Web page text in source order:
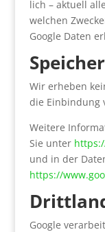
lich – aktu­ell
wel­chen
Goog­le Daten
Wir erhe­ben
die Ein­bin­dung
Wei­te­re
Sie unter
und in der
https://
Goog­le